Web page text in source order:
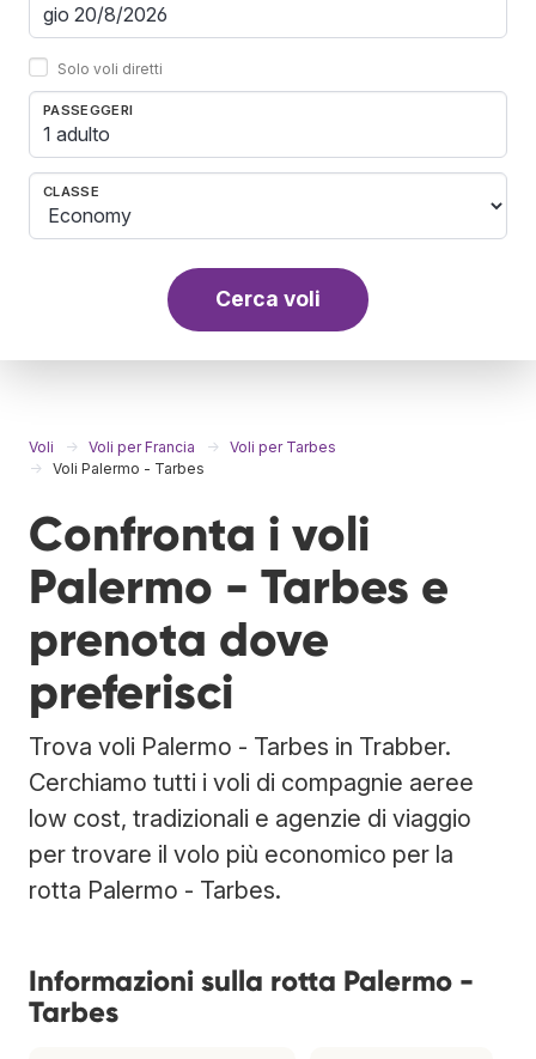
Solo voli diretti
PASSEGGERI
1 adulto
CLASSE
Cerca voli
Voli Voli per Francia
Voli per Tarbes
Voli Palermo - Tarbes
Confronta i voli
Palermo - Tarbes e
prenota dove
preferisci
Trova voli Palermo - Tarbes in Trabber.
Cerchiamo tutti i voli di compagnie aeree
low cost, tradizionali e agenzie di viaggio
per trovare il volo più economico per la
rotta Palermo - Tarbes.
Informazioni sulla rotta Palermo -
Tarbes